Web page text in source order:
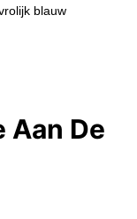
blauw
Aan De